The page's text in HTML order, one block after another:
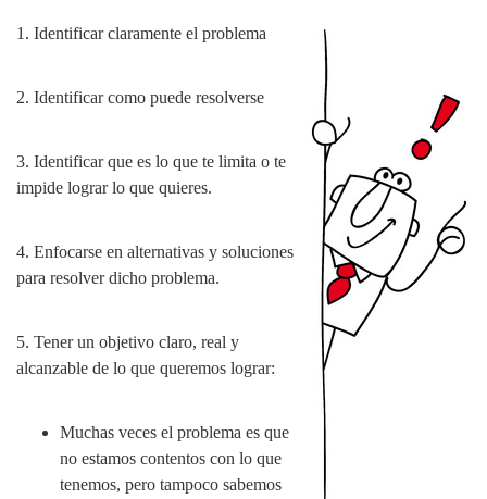
1. Identificar claramente el problema
2. Identificar como puede resolverse
3. Identificar que es lo que te limita o te
impide lograr lo que quieres.
4. Enfocarse en alternativas y soluciones
para resolver dicho problema.
5. Tener un objetivo claro, real y
alcanzable de lo que queremos lograr:
Muchas veces el problema es que
no estamos contentos con lo que
tenemos, pero tampoco sabemos